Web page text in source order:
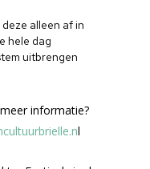
alleen af in
hele dag
uitbrengen
informatie?
l